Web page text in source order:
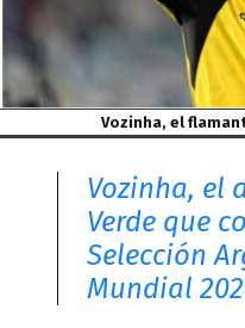
Vozinha, el
Vozinha, el
Verde que
Selección
Mundial